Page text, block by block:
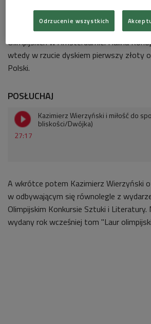
tego pisma. Inne ważne wydarzenie w
miało miejsce w 1928 roku podczas
Olimpijskich w Amsterdamie. Halina
wtedy w rzucie dyskiem pierwszy złoty
Polski.
POSŁUCHAJ
27:17
Kazimierz Wierzyński i miłość do
bliskości/Dwójka)
A wkrótce potem Kazimierz Wierzyński
w odbywającym się równolegle z
Olimpijskim Konkursie Sztuki i
wydany rok wcześniej tom "Laur
Odrzucenie wszystkich